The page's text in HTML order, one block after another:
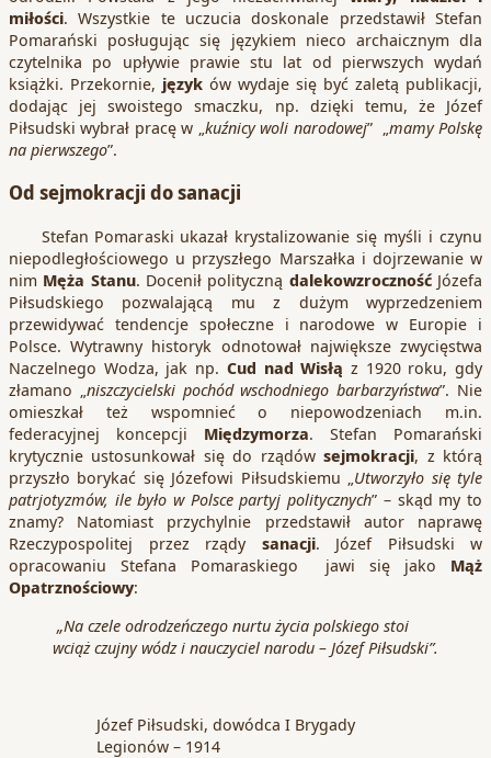
miłości. Wszystkie te uczucia doskonale przedstawił Stefan
Pomarański posługując się językiem nieco archaicznym dla
czytelnika po upływie prawie stu lat od pierwszych wydań
książki. Przekornie, język ów wydaje się być zaletą publikacji,
dodając jej swoistego smaczku, np. dzięki temu, że Józef
Piłsudski wybrał pracę w „ kuźnicy woli narodowej” „ mamy Polskę
na pierwszego”.
Od sejmokracji do sanacji
Stefan Pomaraski ukazał krystalizowanie się myśli i czynu
niepodległościowego u przyszłego Marszałka i dojrzewanie w
nim Męża Stanu. Docenił polityczną dalekowzroczność Józefa
Piłsudskiego pozwalającą mu z dużym wyprzedzeniem
przewidywać tendencje społeczne i narodowe w Europie i
Polsce. Wytrawny historyk odnotował największe zwycięstwa
Naczelnego Wodza, jak np. Cud nad Wisłą z 1920 roku, gdy
złamano „ niszczycielski pochód wschodniego barbarzyństwa”. Nie
omieszkał też wspomnieć o niepowodzeniach m.in.
federacyjnej koncepcji Międzymorza. Stefan Pomarański
krytycznie ustosunkował się do rządówsejmokracji, z którą
przyszło borykać się Józefowi Piłsudskiemu „ Utworzyło się tyle
patrjotyzmów, ile było w Polsce partyj politycznych” – skąd my to
znamy? Natomiast przychylnie przedstawił autor naprawę
Rzeczypospolitej przez rządy sanacji. Józef Piłsudski w
opracowaniu Stefana Pomaraskiego jawi się jako Mąż
Opatrznościowy:
„Na czele odrodzeńczego nurtu życia polskiego stoi
wciąż czujny wódz i nauczyciel narodu – Józef Piłsudski”.
Józef Piłsudski, dowódca I Brygady
Legionów – 1914